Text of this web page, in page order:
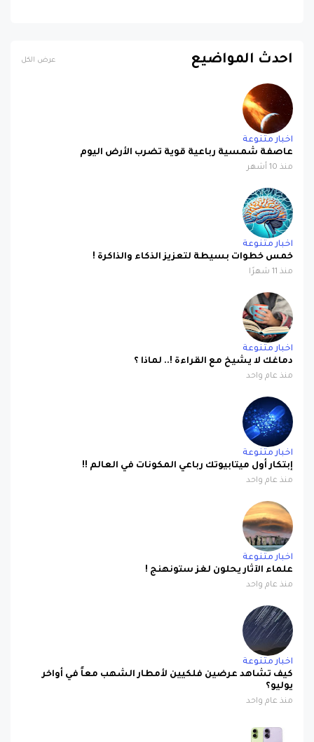
احدث المواضيع عرض الكل
اخبار متنوعة
عاصفة شمسية رباعية قوية تضرب الأرض اليوم
منذ 10 أشهر
اخبار متنوعة
خمس خطوات بسيطة لتعزيز الذكاء والذاكرة !
منذ 11 شهرًا
اخبار متنوعة
دماغك لا يشيخ مع القراءة !.. لماذا ؟
منذ عام واحد
اخبار متنوعة
إبتكار أول ميتابيوتك رباعي المكونات في العالم !!
منذ عام واحد
اخبار متنوعة
علماء الآثار يحلون لغز ستونهنج !
منذ عام واحد
اخبار متنوعة
كيف تشاهد عرضين فلكيين لأمطار الشهب معاً في أواخر
يوليو؟
منذ عام واحد